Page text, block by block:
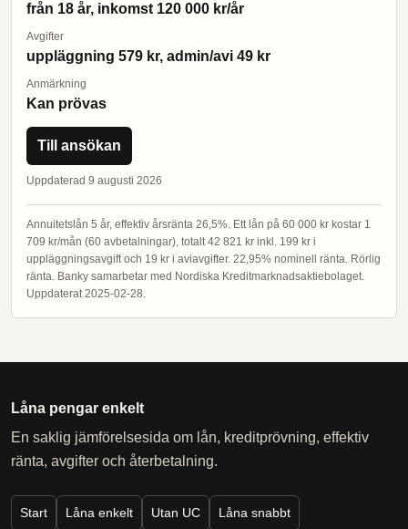
från 18 år, inkomst 120 000 kr/år
Avgifter
uppläggning 579 kr, admin/avi 49 kr
Anmärkning
Kan prövas
Till ansökan
Uppdaterad 9 augusti 2026
Annuitetslån 5 år, effektiv årsränta 26,5%. Ett lån på 60 000 kr kostar 1
709 kr/mån (60 avbetalningar), totalt 42 821 kr inkl. 199 kr i
uppläggningsavgift och 19 kr i aviavgifter. 22,95% nominell ränta. Rörlig
ränta. Banky samarbetar med Nordiska Kreditmarknadsaktiebolaget.
Uppdaterat 2025-02-28.
Låna pengar enkelt
En saklig jämförelsesida om lån, kreditprövning, effektiv
ränta, avgifter och återbetalning.
Start Låna enkelt Utan UC Låna snabbt